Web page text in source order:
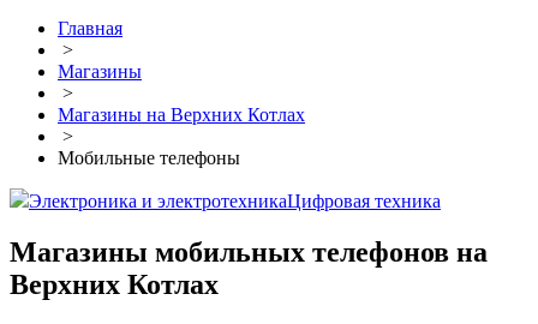
Главная
>
Магазины
>
Магазины на Верхних Котлах
>
Мобильные телефоны
Электроника и электротехникаЦифровая техника
Магазины мобильных телефонов на
Верхних Котлах